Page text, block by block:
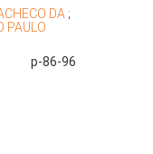
DA ;
PAULO
p-86-96